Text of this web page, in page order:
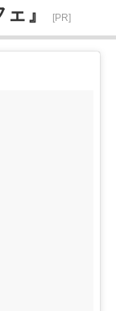
』
[PR]